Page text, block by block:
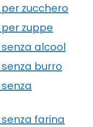
zucchero
zuppe
alcool
burro
farina